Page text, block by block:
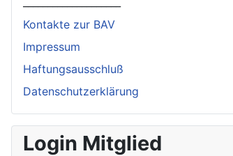
Kontakte zur BAV
Impressum
Haftungsausschluß
Datenschutzerklärung
Login Mitglied